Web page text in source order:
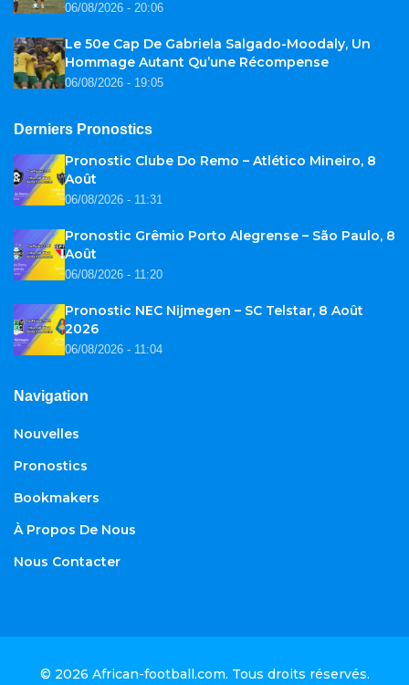
06/08/2026 - 20:06
Le 50e Cap De Gabriela Salgado-Moodaly, Un
Hommage Autant Qu’une Récompense
06/08/2026 - 19:05
Derniers Pronostics
Pronostic Clube Do Remo – Atlético Mineiro, 8
Août
06/08/2026 - 11:31
Pronostic Grêmio Porto Alegrense – São Paulo, 8
Août
06/08/2026 - 11:20
Pronostic NEC Nijmegen – SC Telstar, 8 Août
2026
06/08/2026 - 11:04
Navigation
Nouvelles
Pronostics
Bookmakers
À Propos De Nous
Nous Contacter
© 2026 African-football.com. Tous droits réservés.